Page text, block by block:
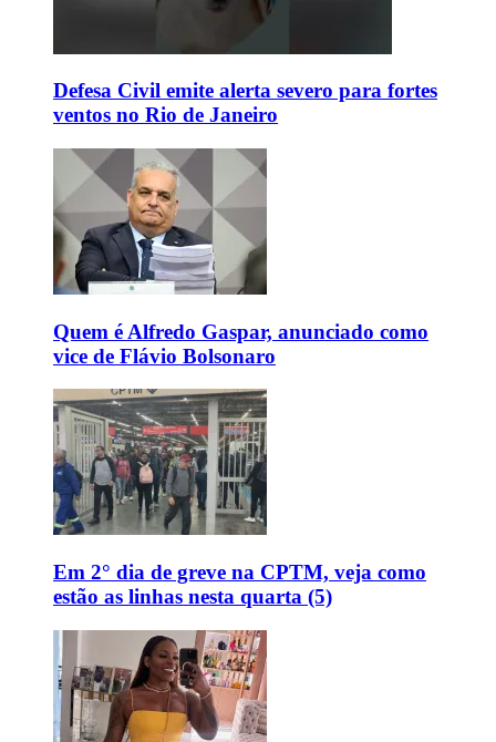
Defesa Civil emite alerta severo para fortes
ventos no Rio de Janeiro
Quem é Alfredo Gaspar, anunciado como
vice de Flávio Bolsonaro
Em 2° dia de greve na CPTM, veja como
estão as linhas nesta quarta (5)